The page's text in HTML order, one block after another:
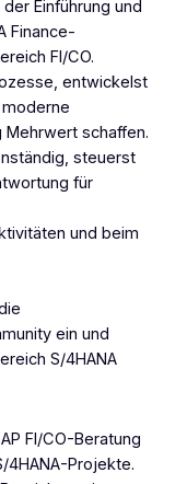
Einführung und
Finance-
FI/CO.
entwickelst
Mehrwert schaffen.
steuerst
für
und beim
ein und
S/4HANA
FI/CO-Beratung
4HANA-Projekte.